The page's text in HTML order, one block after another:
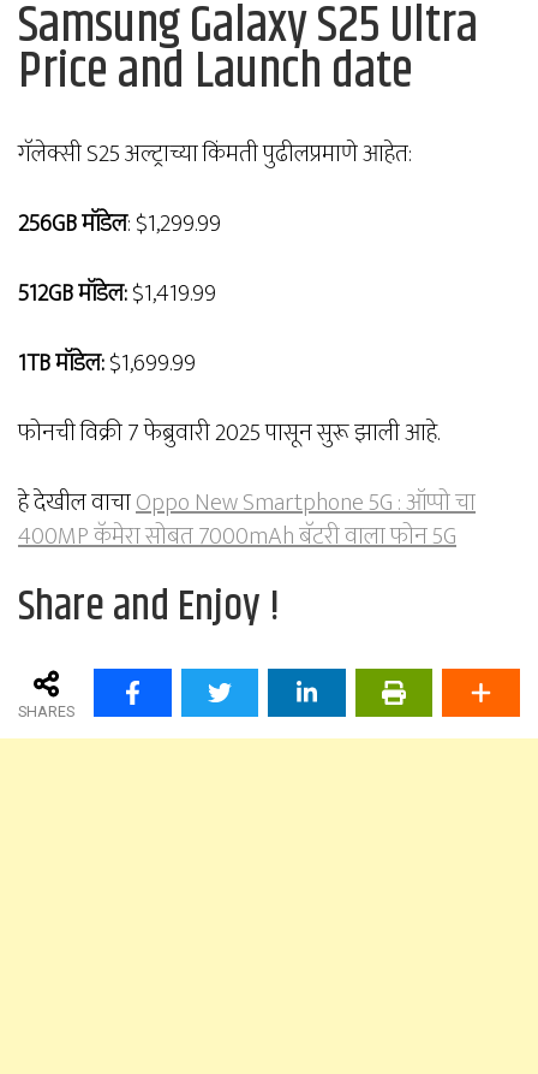
Samsung Galaxy S25 Ultra
Price and Launch date
गॅलेक्सी S25 अल्ट्राच्या किंमती पुढीलप्रमाणे आहेत:
256GB मॉडेल: $1,299.99
512GB मॉडेल:$1,419.99
1TB मॉडेल:$1,699.99
फोनची विक्री 7 फेब्रुवारी 2025 पासून सुरू झाली आहे.
हे देखील वाचाOppo New Smartphone 5G : ऑप्पो चा
400MP कॅमेरा सोबत 7000mAh बॅटरी वाला फोन 5G
Share and Enjoy !
SHARES